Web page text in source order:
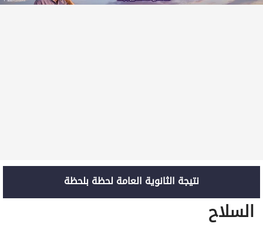
نتيجة الثانوية العامة لحظة بلحظة
السلاح